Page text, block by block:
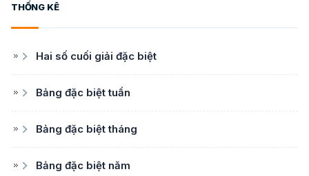
THỐNG KÊ
Hai số cuối giải đặc biệt
Bảng đặc biệt tuần
Bảng đặc biệt tháng
Bảng đặc biệt năm